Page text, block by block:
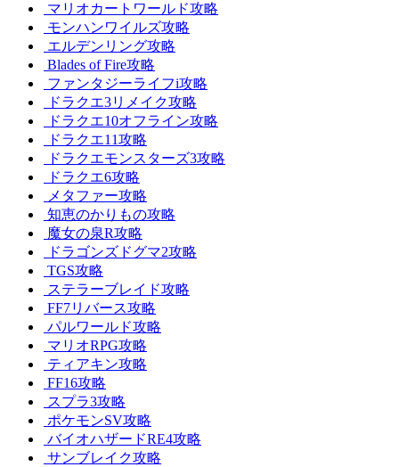
マリオカートワールド攻略
モンハンワイルズ攻略
エルデンリング攻略
Blades of Fire攻略
ファンタジーライフi攻略
ドラクエ3リメイク攻略
ドラクエ10オフライン攻略
ドラクエ11攻略
ドラクエモンスターズ3攻略
ドラクエ6攻略
メタファー攻略
知恵のかりもの攻略
魔女の泉R攻略
ドラゴンズドグマ2攻略
TGS攻略
ステラーブレイド攻略
FF7リバース攻略
パルワールド攻略
マリオRPG攻略
ティアキン攻略
FF16攻略
スプラ3攻略
ポケモンSV攻略
バイオハザードRE4攻略
サンブレイク攻略